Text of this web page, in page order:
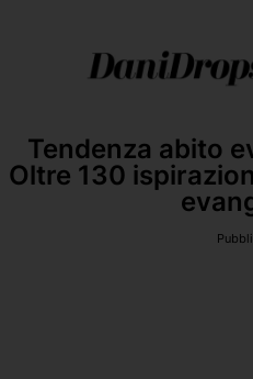
Tendenza abito
Oltre 130